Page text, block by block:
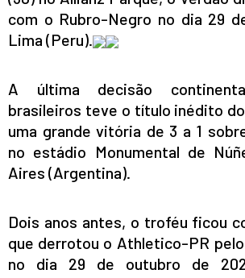
com o Rubro-Negro no dia 29
Lima (Peru).
A última decisão
brasileiros teve o título inédito
uma grande vitória de 3 a 1
no estádio Monumental de
Aires (Argentina).
Dois anos antes, o troféu ficou
que derrotou o Athletico-PR pelo
no dia 29 de outubro de